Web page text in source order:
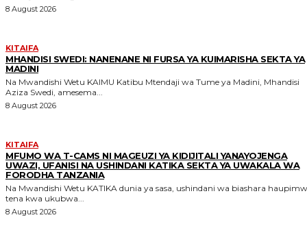
8 August 2026
KITAIFA
MHANDISI SWEDI: NANENANE NI FURSA YA KUIMARISHA SEKTA YA
MADINI
Na Mwandishi Wetu KAIMU Katibu Mtendaji wa Tume ya Madini, Mhandisi
Aziza Swedi, amesema...
8 August 2026
KITAIFA
MFUMO WA T-CAMS NI MAGEUZI YA KIDIJITALI YANAYOJENGA
UWAZI, UFANISI NA USHINDANI KATIKA SEKTA YA UWAKALA WA
FORODHA TANZANIA
Na Mwandishi Wetu KATIKA dunia ya sasa, ushindani wa biashara haupimwi
tena kwa ukubwa...
8 August 2026